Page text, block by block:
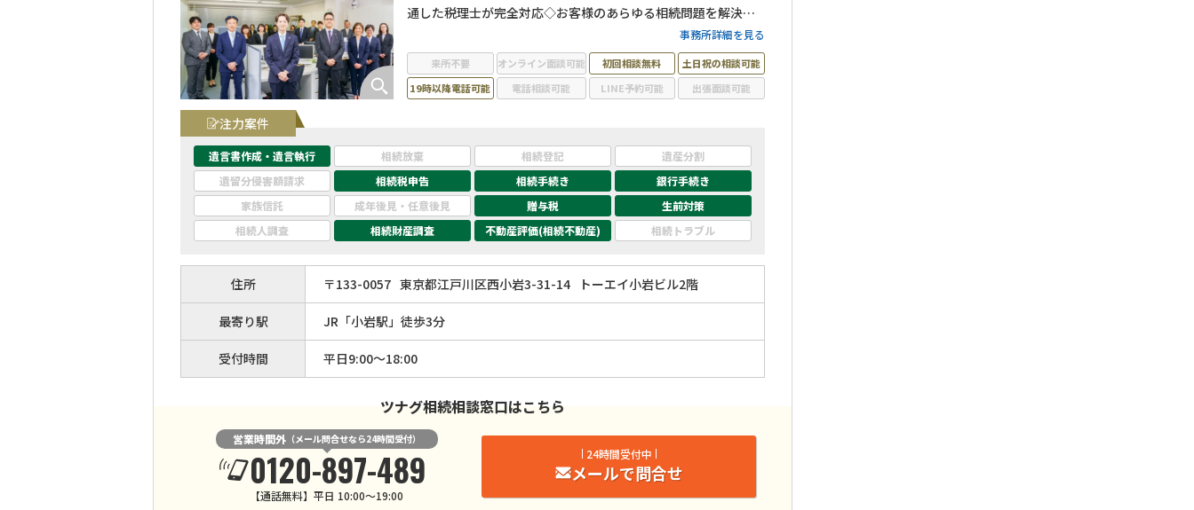
通した税理士が完全対応◇お客様のあらゆる相続問題を解決し
事務所詳細を見る
来所不要 オンライン面談可能 初回相談無料
土日祝の相談可能
19時以降電話可能
電話相談可能 LINE予約可能 出張面談可能
注力案件
遺言書作成・遺言執行 相続放棄 相続登記
遺産分割
遺留分侵害額請求
相続税申告 相続手続き
銀行手続き
家族信託
成年後見・任意後見 贈与税
生前対策
相続人調査
相続財産調査 不動産評価(相続不動産) 相続トラブル
住所 〒133-0057 東京都江戸川区西小岩3-31-14 トーエイ小岩ビル2階
最寄り駅 JR「小岩駅」徒歩3分
受付時間 平日9:00～18:00
ツナグ相続相談窓口はこちら
営業時間外（メール問合せなら24時間受付）
0120-897-489
【通話無料】平日 10:00～19:00
24時間受付中
メールで問合せ